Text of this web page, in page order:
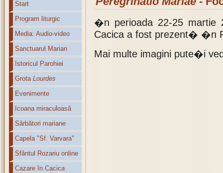
Start
Program liturgic
Media: Audio-video
Sanctuarul Marian
Istoricul Parohiei
Grota Lourdes
Evenimente
Icoana miraculoasă
Sărbători mariane
Capela "Sf. Varvara"
Sfântul Rozariu online
Cazare în Cacica
�n perioada 22-25 martie
Cacica a fost prezent� �n
Mai multe imagini pute�i